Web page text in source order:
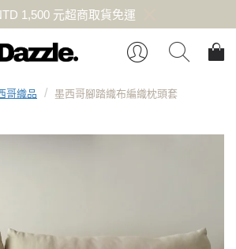
1,500 元超商取貨免運
哥織品 墨西哥腳踏織布編織枕頭套